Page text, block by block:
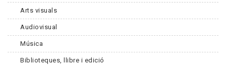
Arts visuals
Audiovisual
Música
Biblioteques, llibre i edició